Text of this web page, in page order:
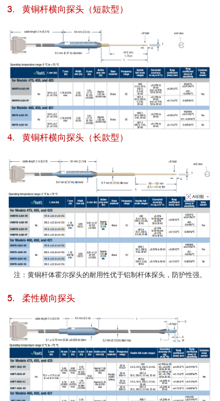
3. 黄铜杆横向探头（短款型）
4. 黄铜杆横向探头（长款型）
注：黄铜杆体霍尔探头的耐用性优于铝制杆体探头，防护性强。
5. 柔性横向探头